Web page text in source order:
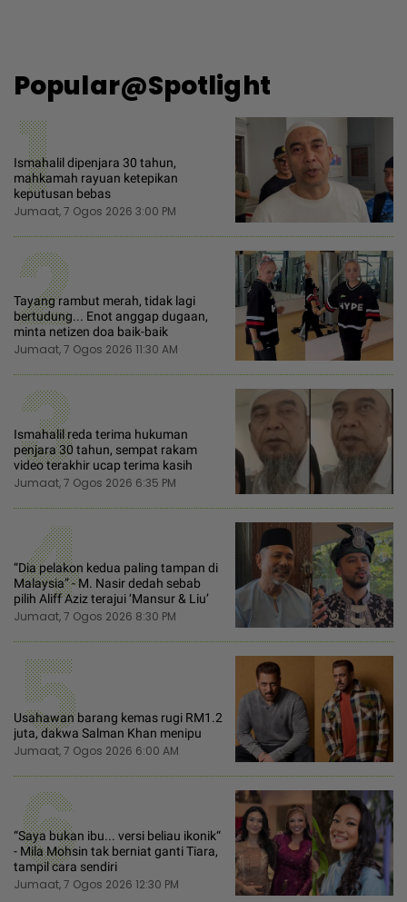
Popular@Spotlight
1
Ismahalil dipenjara 30 tahun,
mahkamah rayuan ketepikan
keputusan bebas
Jumaat, 7 Ogos 2026 3:00 PM
2
Tayang rambut merah, tidak lagi
bertudung... Enot anggap dugaan,
minta netizen doa baik-baik
Jumaat, 7 Ogos 2026 11:30 AM
3
Ismahalil reda terima hukuman
penjara 30 tahun, sempat rakam
video terakhir ucap terima kasih
Jumaat, 7 Ogos 2026 6:35 PM
4
“Dia pelakon kedua paling tampan di
Malaysia” - M. Nasir dedah sebab
pilih Aliff Aziz terajui ‘Mansur & Liu’
Jumaat, 7 Ogos 2026 8:30 PM
5
Usahawan barang kemas rugi RM1.2
juta, dakwa Salman Khan menipu
Jumaat, 7 Ogos 2026 6:00 AM
6
“Saya bukan ibu... versi beliau ikonik“
- Mila Mohsin tak berniat ganti Tiara,
tampil cara sendiri
Jumaat, 7 Ogos 2026 12:30 PM